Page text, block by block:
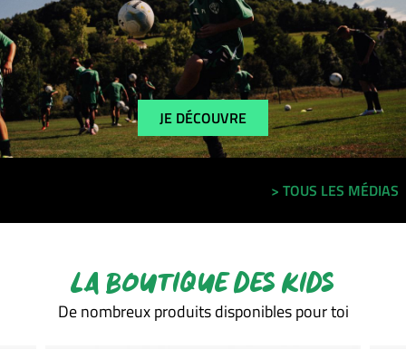
JE DÉCOUVRE
> TOUS LES MÉDIAS
LA BOUTIQUE DES KIDS
De nombreux produits disponibles pour toi